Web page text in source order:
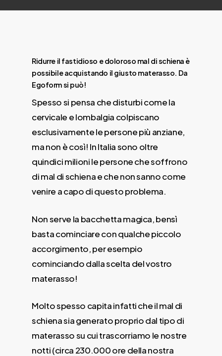
Ridurre il fastidioso e doloroso mal di schiena è
possibile acquistando il giusto materasso. Da
Egoform si può!
Spesso si pensa che disturbi come la
cervicale e lombalgia colpiscano
esclusivamente le persone più anziane,
ma non è così! In Italia sono oltre
quindici milioni le persone che soffrono
di mal di schiena e che non sanno come
venire a capo di questo problema.
Non serve la bacchetta magica, bensì
basta cominciare con qualche piccolo
accorgimento, per esempio
cominciando dalla scelta del vostro
materasso!
Molto spesso capita infatti che il mal di
schiena sia generato proprio dal tipo di
materasso su cui trascorriamo le nostre
notti (circa 230.000 ore della nostra